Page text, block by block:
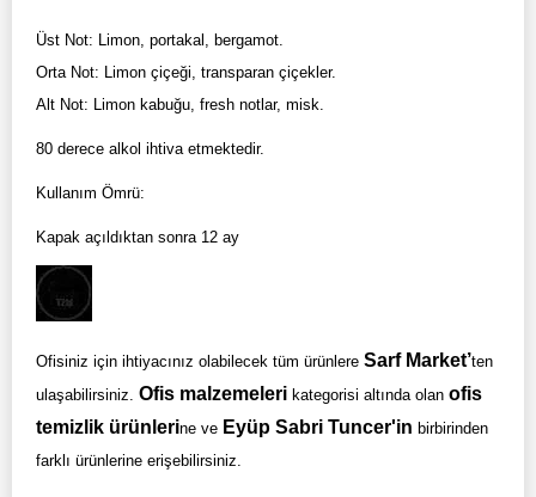
Üst Not: Limon, portakal, bergamot.
Orta Not: Limon çiçeği, transparan çiçekler.
Alt Not: Limon kabuğu, fresh notlar, misk.
80 derece alkol ihtiva etmektedir.
Kullanım Ömrü:
Kapak açıldıktan sonra 12 ay
Ofisiniz için ihtiyacınız olabilecek tüm ürünlere Sarf Market’ten
ulaşabilirsiniz. Ofis malzemeleri kategorisi altında olan ofis
temizlik ürünlerine ve Eyüp Sabri Tuncer'in birbirinden
farklı ürünlerine erişebilirsiniz.